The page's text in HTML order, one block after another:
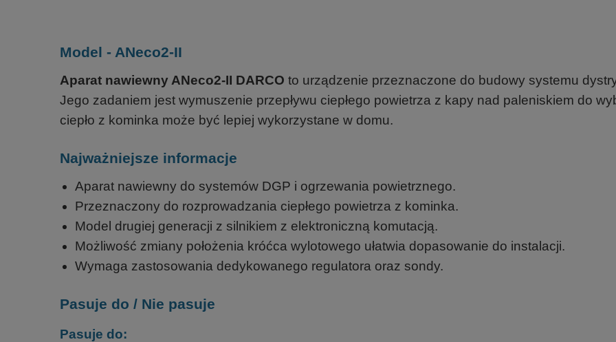
Model - ANeco2-II
Aparat nawiewny ANeco2-II DARCO to urządzenie przeznaczone do budowy systemu
Jego zadaniem jest wymuszenie przepływu ciepłego powietrza z kapy nad paleniskiem do
ciepło z kominka może być lepiej wykorzystane w domu.
Najważniejsze informacje
Aparat nawiewny do systemów DGP i ogrzewania powietrznego.
Przeznaczony do rozprowadzania ciepłego powietrza z kominka.
Model drugiej generacji z silnikiem z elektroniczną komutacją.
Możliwość zmiany położenia króćca wylotowego ułatwia dopasowanie do instalacji.
Wymaga zastosowania dedykowanego regulatora oraz sondy.
Pasuje do / Nie pasuje
Pasuje do: